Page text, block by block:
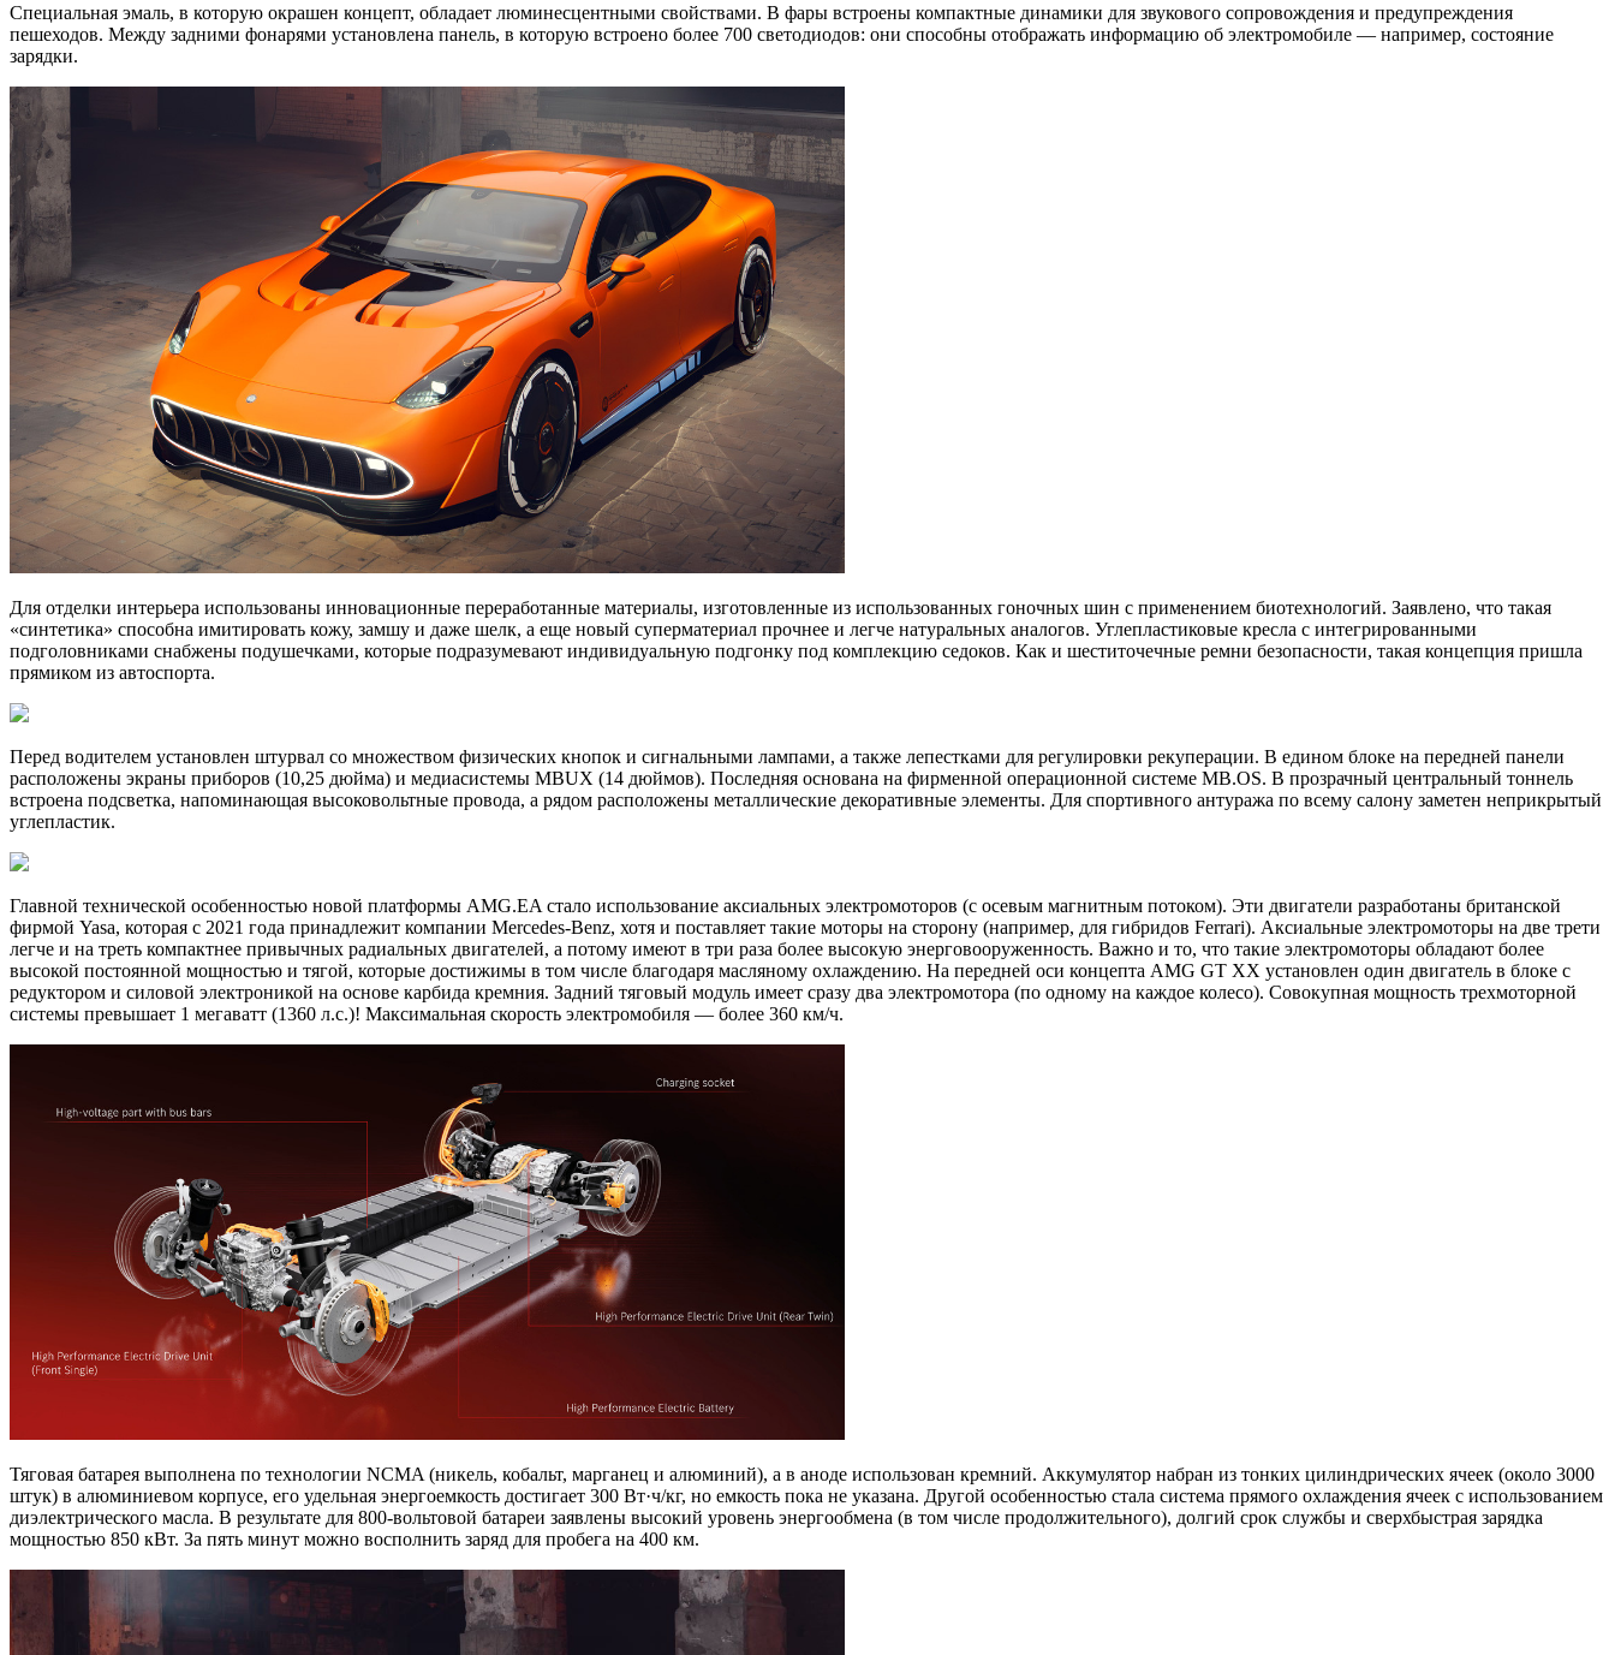
Специальная эмаль, в которую окрашен концепт, обладает люминесцентными свойствами. В фары встроены компактные динамики для звукового сопровождения и предупреждения
пешеходов. Между задними фонарями установлена панель, в которую встроено более 700 светодиодов: они способны отображать информацию об электромобиле — например, состояние
зарядки.
Для отделки интерьера использованы инновационные переработанные материалы, изготовленные из использованных гоночных шин с применением биотехнологий. Заявлено, что такая
«синтетика» способна имитировать кожу, замшу и даже шелк, а еще новый суперматериал прочнее и легче натуральных аналогов. Углепластиковые кресла с интегрированными
подголовниками снабжены подушечками, которые подразумевают индивидуальную подгонку под комплекцию седоков. Как и шеститочечные ремни безопасности, такая концепция пришла
прямиком из автоспорта.
Перед водителем установлен штурвал со множеством физических кнопок и сигнальными лампами, а также лепестками для регулировки рекуперации. В едином блоке на передней панели
расположены экраны приборов (10,25 дюйма) и медиасистемы MBUX (14 дюймов). Последняя основана на фирменной операционной системе MB.OS. В прозрачный центральный тоннель
встроена подсветка, напоминающая высоковольтные провода, а рядом расположены металлические декоративные элементы. Для спортивного антуража по всему салону заметен неприкрытый
углепластик.
Главной технической особенностью новой платформы AMG.EA стало использование аксиальных электромоторов (с осевым магнитным потоком). Эти двигатели разработаны британской
фирмой Yasa, которая с 2021 года принадлежит компании Mercedes‑Benz, хотя и поставляет такие моторы на сторону (например, для гибридов Ferrari). Аксиальные электромоторы на две трети
легче и на треть компактнее привычных радиальных двигателей, а потому имеют в три раза более высокую энерговооруженность. Важно и то, что такие электромоторы обладают более
высокой постоянной мощностью и тягой, которые достижимы в том числе благодаря масляному охлаждению. На передней оси концепта AMG GT XX установлен один двигатель в блоке с
редуктором и силовой электроникой на основе карбида кремния. Задний тяговый модуль имеет сразу два электромотора (по одному на каждое колесо). Совокупная мощность трехмоторной
системы превышает 1 мегаватт (1360 л.с.)! Максимальная скорость электромобиля — более 360 км/ч.
Тяговая батарея выполнена по технологии NCMA (никель, кобальт, марганец и алюминий), а в аноде использован кремний. Аккумулятор набран из тонких цилиндрических ячеек (около 3000
штук) в алюминиевом корпусе, его удельная энергоемкость достигает 300 Вт·ч/кг, но емкость пока не указана. Другой особенностью стала система прямого охлаждения ячеек с использованием
диэлектрического масла. В результате для 800-вольтовой батареи заявлены высокий уровень энергообмена (в том числе продолжительного), долгий срок службы и сверхбыстрая зарядка
мощностью 850 кВт. За пять минут можно восполнить заряд для пробега на 400 км.